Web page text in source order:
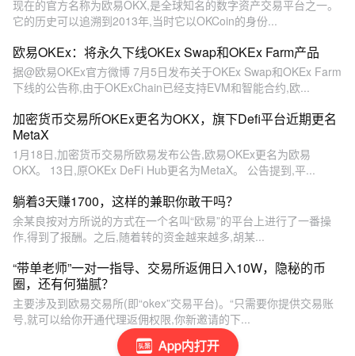
App内打开
现在的官方名称为欧易OKX,是全球知名的数字资产交易平台之一。
它的历史可以追溯到2013年,当时它以OKCoin的身份...
欧易OKEx：将永久下线OKEx Swap和OKEx Farm产品
据@欧易OKEx官方微博 7月5日发布关于OKEx Swap和OKEx Farm
下线的公告称,由于OKExChain已经支持EVM和智能合约,欧...
加密货币交易所OKEx更名为OKX，旗下Defi平台近期更名
MetaX
1月18日,加密货币交易所欧易发布公告,欧易OKEx更名为欧易
OKX。 13日,原OKEx DeFi Hub更名为MetaX。 公告提到,平...
躺着3天赚1700，这样的兼职你敢干吗？
余某良按对方所说的方式在一个名叫“欧易”的平台上进行了一番操
作,得到了报酬。之后,随着转的资金越来越多,胡某...
“带单老师”一对一指导、交易所返佣日入10W，隐秘的币
圈，还有何猫腻？
主要涉及到欧易交易所(即“okex”交易平台)。“只需要你提供交易账
号,就可以给你开通代理返佣权限,你新邀请的下...